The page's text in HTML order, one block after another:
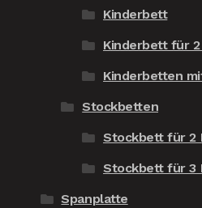
Kinderbett
Kinderbett für
Kinderbetten
Stockbetten
Stockbett für 2
Stockbett für 3
Spanplatte